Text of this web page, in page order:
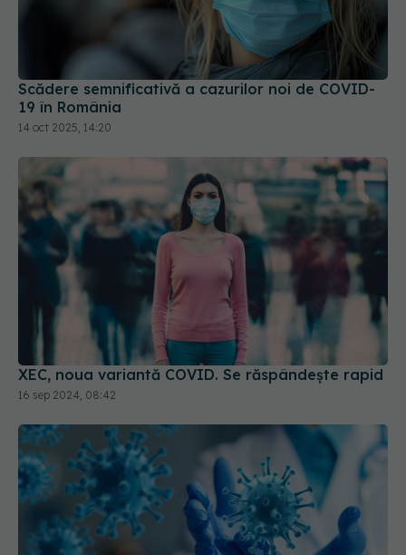
Scădere semnificativă a cazurilor noi de COVID-
14 oct 2025, 14:20
XEC, noua variantă COVID. Se răspândește rapid